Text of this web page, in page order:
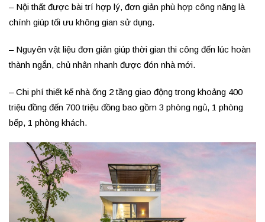
– Nội thất được bài trí hợp lý, đơn giản phù hợp công năng là
chính giúp tối ưu không gian sử dụng.
– Nguyên vật liệu đơn giản giúp thời gian thi công đến lúc hoàn
thành ngắn, chủ nhân nhanh được đón nhà mới.
– Chi phí thiết kế nhà ống 2 tầng giao động trong khoảng 400
triệu đồng đến 700 triệu đồng bao gồm 3 phòng ngủ, 1 phòng
bếp, 1 phòng khách.